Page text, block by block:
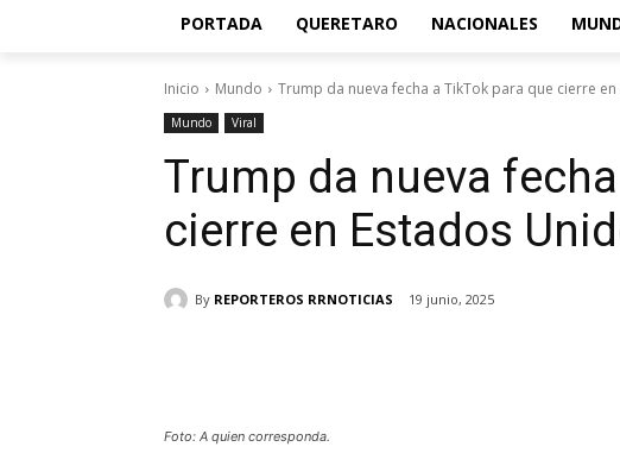
PORTADA QUERETARO NACIONALES
Inicio Mundo Trump da nueva fecha a TikTok para que cierre
Mundo Viral
Trump da nueva
cierre en Estados
By REPORTEROS RRNOTICIAS 19 junio, 2025
Foto: A quien corresponda.